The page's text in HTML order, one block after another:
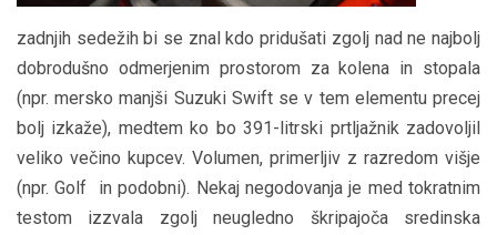
zadnjih sedežih bi se znal kdo pridušati zgolj nad ne najbolj
dobrodušno odmerjenim prostorom za kolena in stopala
(npr. mersko manjši Suzuki Swift se v tem elementu precej
bolj izkaže), medtem ko bo 391-litrski prtljažnik zadovoljil
veliko večino kupcev. Volumen, primerljiv z razredom višje
(npr. Golf in podobni). Nekaj negodovanja je med tokratnim
testom izzvala zgolj neugledno škripajoča sredinska